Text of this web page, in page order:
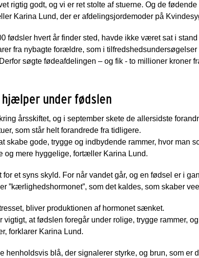
rigtig godt, og vi er ret stolte af stuerne. Og de
Karina Lund, der er afdelingsjordemoder på
fødsler hvert år finder sted, havde ikke været sat i
fra nybagte forældre, som i
søgte fødeafdelingen – og fik - to millioner kroner
under fødslen
årsskiftet, og i september skete de allersidste
som står helt forandrede fra tidligere.
skabe gode, trygge og indbydende rammer, hvor man
og mere hyggelige, fortæller Karina Lund.
for et syns skyld. For når vandet går, og en fødsel er i
”kærlighedshormonet”, som det kaldes, som skaber
bliver produktionen af hormonet sænket.
vigtigt, at fødslen foregår under rolige, trygge rammer,
forklarer Karina Lund.
henholdsvis blå, der signalerer styrke, og brun, som er